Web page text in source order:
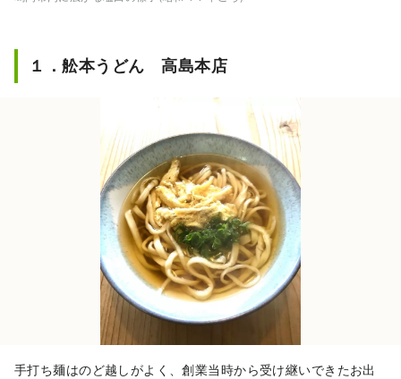
１．舩本うどん 高島本店
手打ち麺はのど越しがよく、創業当時から受け継いできたお出